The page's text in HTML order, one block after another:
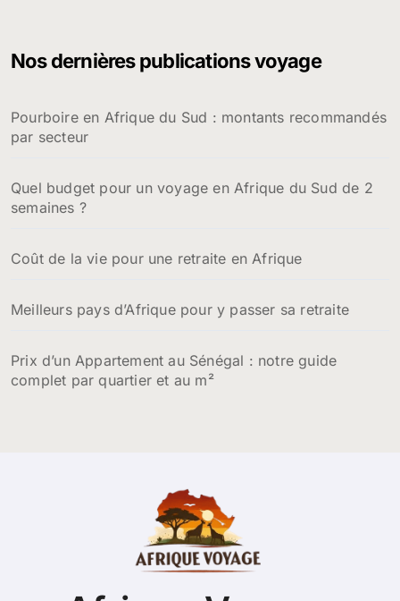
Nos dernières publications voyage
Pourboire en Afrique du Sud : montants recommandés
par secteur
Quel budget pour un voyage en Afrique du Sud de 2
semaines ?
Coût de la vie pour une retraite en Afrique
Meilleurs pays d’Afrique pour y passer sa retraite
Prix d’un Appartement au Sénégal : notre guide
complet par quartier et au m²